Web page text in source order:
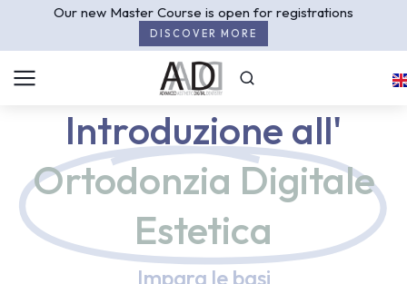
Our new Master Course is open for registrations
DISCOVER MORE
Introduzione all'
Ortodonzia Digitale
Estetica
Impara le basi